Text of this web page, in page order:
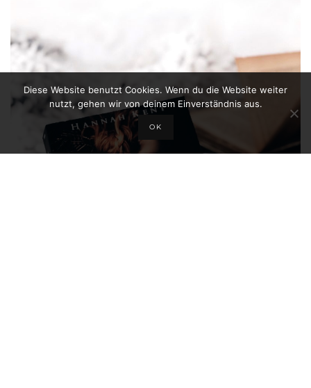
Diese Website benutzt Cookies. Wenn du die Website weiter
nutzt, gehen wir von deinem Einverständnis aus.
OK